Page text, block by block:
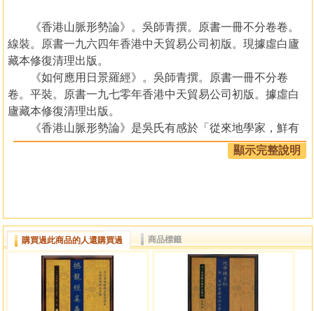
《香港山脈形勢論》。吳師青撰。原書一冊不分卷卷。
線裝。原書一九六四年香港中天貿易公司初版。現據虛白廬
藏本修復清理出版。
《如何應用日景羅經》。吳師青撰。原書一冊不分卷
卷。平裝。原書一九七零年香港中天貿易公司初版。據虛白
廬藏本修復清理出版。
《香港山脈形勢論》是吳氏有感於「從來地學家，鮮有
論述本港(香港)者。學者雖欲稽考，其道無由。」以「居港有
年，遍歷山川，考其形勢，時有所得。筆之於書，以備采風
交易之所。」又預言香港大嶼山「將來樓宇連雲,層層金碧,可
為萬國互市之商場。」至今仍為人津津樂道。與《地學鐵骨
秘》、《撼龍經真義》共讀，可知吳氏深義。
《如何應用日景羅經》:吳氏鑑於普通磁針的羅經，因磁
偏角、磁針本身及環境(受鋼鐵等影響)等問題，相宅時會導致
顯示完整說明
購買過此商品的人還購買過 商品標籤